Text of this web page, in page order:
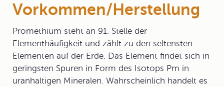
Vorkommen/Herstellung
Promethium steht an 91. Stelle der
Elementhäufigkeit und zählt zu den seltensten
Elementen auf der Erde. Das Element findet sich in
geringsten Spuren in Form des Isotops Pm in
uranhaltigen Mineralen. Wahrscheinlich handelt es